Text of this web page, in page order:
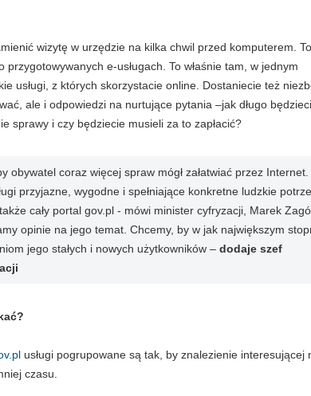
wizytę w urzędzie na kilka chwil przed komputerem. To
przygotowywanych e-usługach. To właśnie tam, w jednym
usługi, z których skorzystacie online. Dostaniecie też
ale i odpowiedzi na nurtujące pytania –jak długo
sprawy i czy będziecie musieli za to zapłacić?
obywatel coraz więcej spraw mógł załatwiać przez Internet.
przyjazne, wygodne i spełniające konkretne ludzkie
cały portal gov.pl - mówi minister cyfryzacji, Marek
opinie na jego temat. Chcemy, by w jak największym
jego stałych i nowych użytkowników – dodaje szef
usługi pogrupowane są tak, by znalezienie interesującej
czasu.